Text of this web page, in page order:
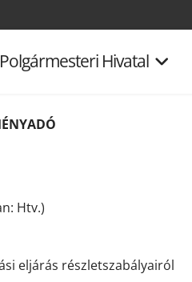
Polgármesteri Hivatal
Htv.)
eljárás részletszabályairól